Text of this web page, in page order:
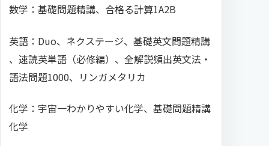
数学：基礎問題精講、合格る計算1A2B
英語：Duo、ネクステージ、基礎英文問題精講
、速読英単語（必修編）、全解説頻出英文法・
語法問題1000、リンガメタリカ
化学：宇宙一わかりやすい化学、基礎問題精講
化学